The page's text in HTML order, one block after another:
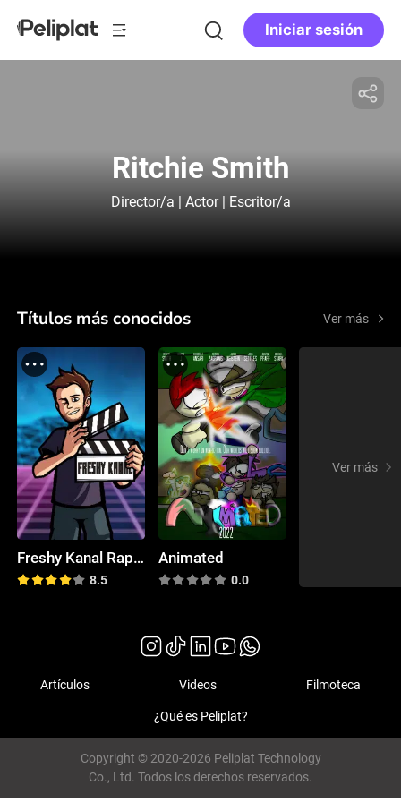
Iniciar sesión
Ritchie Smith
Director/a | Actor | Escritor/a
Títulos más conocidos Ver más
Freshy Kanal Rap Battles
8.5
Animated
0.0
Ver más
Artículos Videos Filmoteca
¿Qué es Peliplat?
Copyright © 2020-2026 Peliplat Technology
Co., Ltd. Todos los derechos reservados.